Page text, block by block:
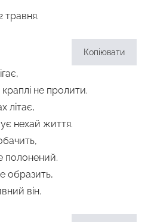
травня.
Копіювати
краплі не пролити.
літає,
нехай життя.
полонений.
образить,
він.